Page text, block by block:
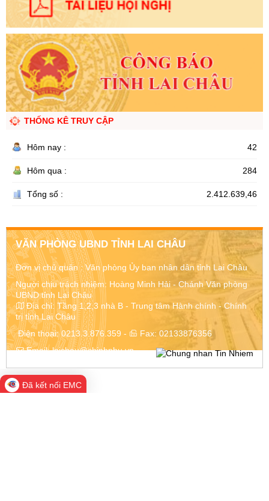
THỐNG KÊ TRUY CẬP
Hôm nay : 42
Hôm qua : 284
Tổng số : 2.412.639,46
VĂN PHÒNG UBND TỈNH LAI CHÂU
Đơn vị chủ quản :Văn phòng Ủy ban nhân dân tỉnh Lai Châu
Người chịu trách nhiệm: Hoàng Minh Hải - Chánh Văn phòng
UBND tỉnh Lai Châu
Địa chỉ: Tầng 1,2,3 nhà B - Trung tâm Hành chính - Chính
trị tỉnh Lai Châu
Điện thoại:0213.3.876.359 - Fax: 02133876356
Email:laichau@chinhphu.vn
Đã kết nối EMC